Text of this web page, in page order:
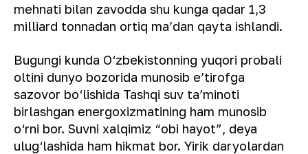
mehnati bilan zavodda shu kunga qadar 1,3
milliard tonnadan ortiq ma’dan qayta ishlandi.
Bugungi kunda O‘zbekistonning yuqori probali
oltini dunyo bozorida munosib e’tirofga
sazovor bo‘lishida Tashqi suv ta’minoti
birlashgan energoxizmatining ham munosib
o‘rni bor. Suvni xalqimiz “obi hayot”, deya
ulug‘lashida ham hikmat bor. Yirik daryolardan